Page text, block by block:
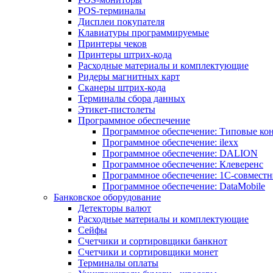
POS-терминалы
Дисплеи покупателя
Клавиатуры программируемые
Принтеры чеков
Принтеры штрих-кода
Расходные материалы и комплектующие
Ридеры магнитных карт
Сканеры штрих-кода
Терминалы сбора данных
Этикет-пистолеты
Программное обеспечение
Программное обеспечение: Типовые
Программное обеспечение: ilexx
Программное обеспечение: DALION
Программное обеспечение: Клеверенс
Программное обеспечение: 1С-
Программное обеспечение: DataMobile
Банковское оборудование
Детекторы валют
Расходные материалы и комплектующие
Сейфы
Счетчики и сортировщики банкнот
Счетчики и сортировщики монет
Терминалы оплаты